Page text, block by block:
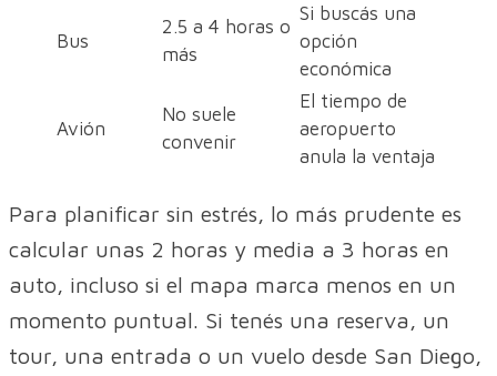
Bus
2.5 a 4 horas o
más
Si buscás una
opción
económica
Avión
No suele
convenir
El tiempo de
aeropuerto
anula la ventaja
Para planificar sin estrés, lo más prudente es
calcular unas 2 horas y media a 3 horas en
auto, incluso si el mapa marca menos en un
momento puntual. Si tenés una reserva, un
tour, una entrada o un vuelo desde San Diego,